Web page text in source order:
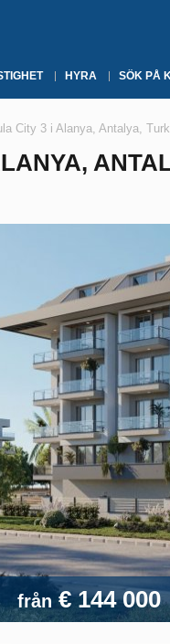
HYRA SÖK PÅ
City 3 i Alanya, Antalya,
från € 144 000